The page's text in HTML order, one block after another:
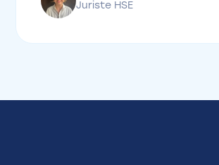
Juriste HSE